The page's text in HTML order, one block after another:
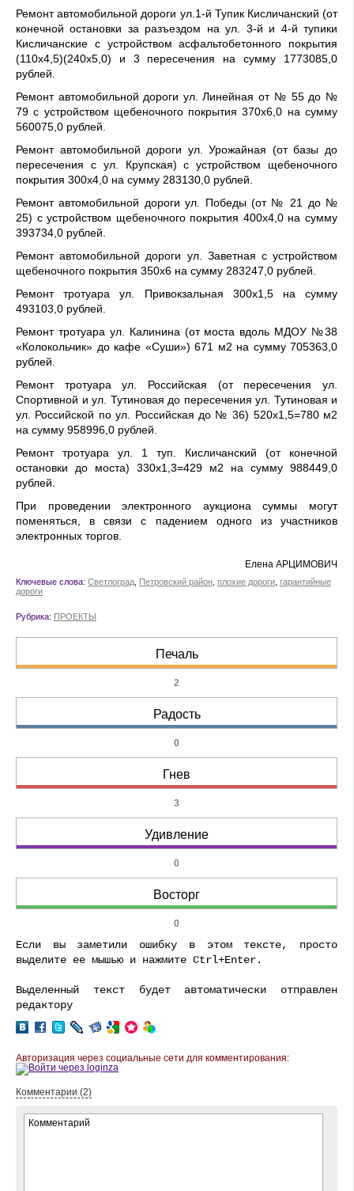
Ремонт автомобильной дороги ул.1-й Тупик Кисличанский (от
конечной остановки за разъездом на ул. 3-й и 4-й тупики
Кисличанские с устройством асфальтобетонного покрытия
(110х4,5)(240х5,0) и 3 пересечения на сумму 1773085,0
рублей.
Ремонт автомобильной дороги ул. Линейная от № 55 до №
79 с устройством щебеночного покрытия 370х6,0 на сумму
560075,0 рублей.
Ремонт автомобильной дороги ул. Урожайная (от базы до
пересечения с ул. Крупская) с устройством щебеночного
покрытия 300х4,0 на сумму 283130,0 рублей.
Ремонт автомобильной дороги ул. Победы (от № 21 до №
25) с устройством щебеночного покрытия 400х4,0 на сумму
393734,0 рублей.
Ремонт автомобильной дороги ул. Заветная с устройством
щебеночного покрытия 350х6 на сумму 283247,0 рублей.
Ремонт тротуара ул. Привокзальная 300х1,5 на сумму
493103,0 рублей.
Ремонт тротуара ул. Калинина (от моста вдоль МДОУ №38
«Колокольчик» до кафе «Суши») 671 м2 на сумму 705363,0
рублей.
Ремонт тротуара ул. Российская (от пересечения ул.
Спортивной и ул. Тутиновая до пересечения ул. Тутиновая и
ул. Российской по ул. Российская до № 36) 520х1,5=780 м2
на сумму 958996,0 рублей.
Ремонт тротуара ул. 1 туп. Кисличанский (от конечной
остановки до моста) 330х1,3=429 м2 на сумму 988449,0
рублей.
При проведении электронного аукциона суммы могут
поменяться, в связи с падением одного из участников
электронных торгов.
Елена АРЦИМОВИЧ
Ключевые слова: Светлоград Петровский район плохие дороги гарантийные
дороги
Рубрика: ПРОЕКТЫ
Печаль
2
Радость
0
Гнев
3
Удивление
0
Восторг
0
Если вы заметили ошибку в этом тексте, просто
выделите ее мышью и нажмите Ctrl+Enter.
Выделенный текст будет автоматически отправлен
редактору
Авторизация через социальные сети для комментирования:
Комментарии (2)